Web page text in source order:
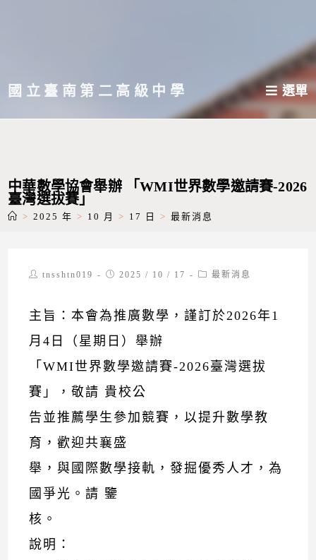
主國立臺南第二高級中學 選單
中華數學協會舉辦 「WMI世界數學邀請賽-2026
臺灣選拔賽」
> 2025 年 > 10 月 > 17 日 > 最新消息
Posttnsshtn019
Post2025 / 10 / 17
Post最新消息
主旨：本會為推廣數學，謹訂於2026年1
月4日（星期日）舉辦
「WMI世界數學邀請賽-2026臺灣選拔
賽」，敬請 貴校公
告並推薦學生參加競賽，以提升數學教
育，歡迎共襄盛
舉，與國際數學接軌，發掘優秀人才，為
國爭光。請 鑒
核。
說明：